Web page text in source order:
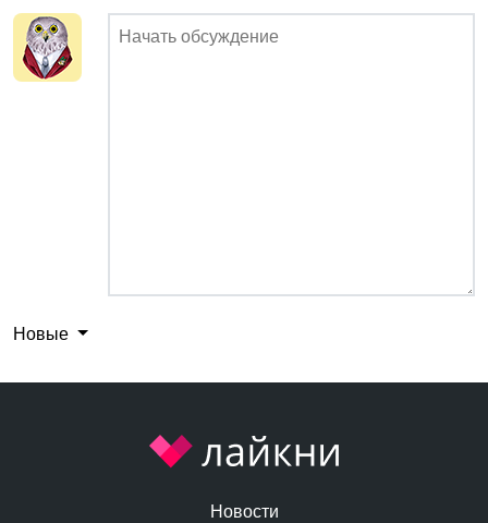
Новые
Новости